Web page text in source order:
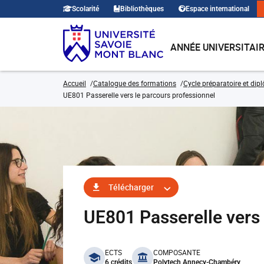
Scolarité Bibliothèques Espace international
ANNÉE
Accueil Catalogue des formations
Cycle préparatoire et
UE801 Passerelle vers le parcours professionnel
Télécharger
UE801 Passerelle
benefits
ECTS
6 crédits
COMPOSANTE
Polytech Annecy-Chambéry